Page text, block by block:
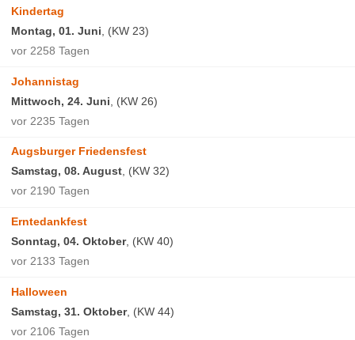
Kindertag
Montag, 01. Juni , (KW 23)
vor 2258 Tagen
Johannistag
Mittwoch, 24. Juni , (KW 26)
vor 2235 Tagen
Augsburger Friedensfest
Samstag, 08. August, (KW 32)
vor 2190 Tagen
Erntedankfest
Sonntag, 04. Oktober, (KW 40)
vor 2133 Tagen
Halloween
Samstag, 31. Oktober, (KW 44)
vor 2106 Tagen